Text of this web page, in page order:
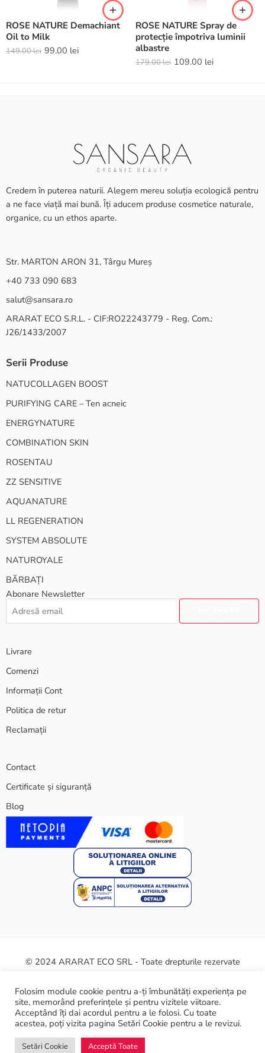
ROSE NATURE Demachiant
Oil to Milk
149.00lei 99.00 lei
ROSE NATURE Spray de
protecție împotriva luminii
albastre
179.00lei 109.00 lei
Credem în puterea naturii. Alegem mereu soluția ecologică pentru
a ne face viață mai bună. Îți aducem produse cosmetice naturale,
organice, cu un ethos aparte.
Str. MARTON ARON 31, Târgu Mureș
+40 733 090 683
salut@sansara.ro
ARARAT ECO S.R.L. - CIF:RO22243779 - Reg. Com.:
J26/1433/2007
Serii Produse
NATUCOLLAGEN BOOST
PURIFYING CARE – Ten acneic
ENERGYNATURE
COMBINATION SKIN
ROSENTAU
ZZ SENSITIVE
AQUANATURE
LL REGENERATION
SYSTEM ABSOLUTE
NATUROYALE
BĂRBAȚI
Abonare Newsletter
Livrare
Comenzi
Informații Cont
Politica de retur
Reclamații
Contact
Certificate și siguranță
Blog
© 2024 ARARAT ECO SRL - Toate drepturile rezervate
Termeni și condiții Politica cookie Certificate și siguranță
ANPC
Folosim module cookie pentru a-ți îmbunătăți experiența pe
site, memorând preferințele și pentru vizitele viitoare.
Acceptând îți dai acordul pentru a le folosi. Cu toate
acestea, poți vizita pagina Setări Cookie pentru a le revizui.
Setări Cookie Acceptă Toate